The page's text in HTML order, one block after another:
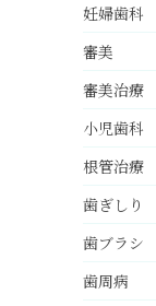
妊婦歯科
審美
審美治療
小児歯科
根管治療
歯ぎしり
歯ブラシ
歯周病